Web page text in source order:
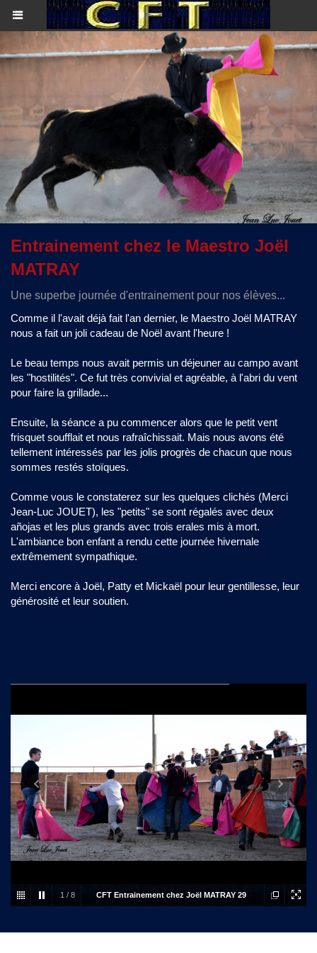
Entrainement chez le Maestro Joël
MATRAY
Une superbe journée d'entrainement pour nos élèves...
Comme il l'avait déjà fait l'an dernier, le Maestro Joël MATRAY
nous a fait un joli cadeau de Noël avant l'heure !
Le beau temps nous avait permis un déjeuner au campo avant
les "hostilités". Ce fut très convivial et agréable, à l'abri du vent
pour faire la grillade...
Ensuite, la séance a pu commencer alors que le petit vent
frisquet soufflait et nous rafraîchissait. Mais nous avons été
tellement intéressés par les jolis progrès de chacun que nous
sommes restés stoïques.
Comme vous le constaterez sur les quelques clichés (Merci
Jean-Luc JOUET), les "petits" se sont régalés avec deux
añojas et les plus grands avec trois erales mis à mort.
L'ambiance bon enfant a rendu cette journée hivernale
extrêmement sympathique.
Merci encore à Joël, Patty et Mickaël pour leur gentillesse, leur
générosité et leur soutien.
1 / 8 CFT Entrainement chez Joël MATRAY 29